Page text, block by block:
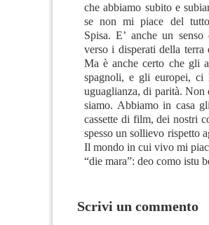
che abbiamo subito e
se non mi piace del
Spisa. E’ anche un
verso i disperati della
Ma è anche certo che gli
spagnoli, e gli europei, ci
uguaglianza, di parità.
siamo. Abbiamo in casa
cassette di film, dei nostri
spesso un sollievo rispetto
Il mondo in cui vivo mi
“die mara”: deo como istu
Scrivi un commento